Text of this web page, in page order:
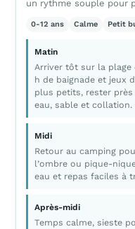
un rythme souple pour
0-12 ans Calme Petit
Matin
Arriver tôt sur la plage
h de baignade et jeux
plus petits, rester
eau, sable et collation.
Midi
Retour au camping
l’ombre ou pique-
eau et repas faciles à
Après-midi
Temps calme, sieste